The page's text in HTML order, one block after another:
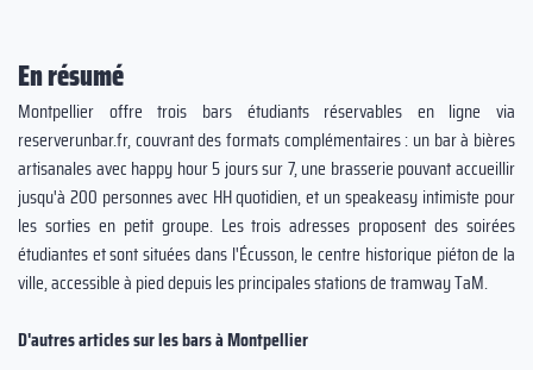
En résumé
Montpellier offre trois bars étudiants réservables en ligne via
reserverunbar.fr, couvrant des formats complémentaires : un bar à bières
artisanales avec happy hour 5 jours sur 7, une brasserie pouvant accueillir
jusqu'à 200 personnes avec HH quotidien, et un speakeasy intimiste pour
les sorties en petit groupe. Les trois adresses proposent des soirées
étudiantes et sont situées dans l'Écusson, le centre historique piéton de la
ville, accessible à pied depuis les principales stations de tramway TaM.
D'autres articles sur les bars à Montpellier